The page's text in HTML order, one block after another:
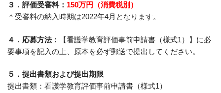
３．評価受審料： 150万円（消費税別）
＊受審料の納入時期は2022年4月となります。
４．応募方法：
【看護学教育評価事前申請書（様式1）】に必
要事項を記入の上、原本を必ず郵送で提出してください。
５．提出書類および提出期限
提出書類：看護学教育評価事前申請書（様式1）